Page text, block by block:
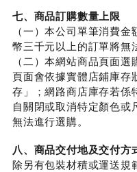
七、商品訂購數量上限
（一）本公司單筆消費
幣三千元以上的訂單將無
（二）本網站商品頁面
頁面會依據實體店鋪庫存
存」；網路商店庫存若係
自關閉或取消特定顏色或
無法進行選購。
八、商品交付地及交付方
除另有包裝材積或運送規